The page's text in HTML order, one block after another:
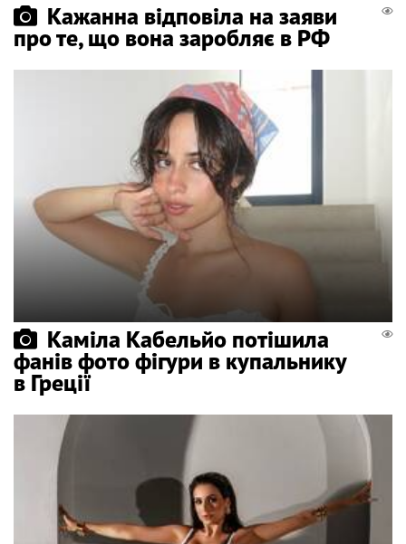
Кажанна відповіла на заяви
про те, що вона заробляє в РФ
Каміла Кабельйо потішила
фанів фото фігури в купальнику
в Греції